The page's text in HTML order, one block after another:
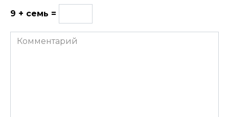
9 + семь =
Комментарий